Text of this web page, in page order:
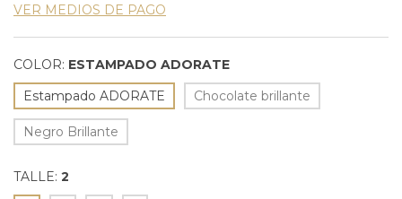
VER MEDIOS DE PAGO
COLOR: ESTAMPADO ADORATE
Estampado ADORATE
Chocolate brillante
Negro Brillante
TALLE: 2